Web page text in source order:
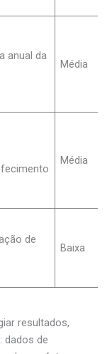
anual da
Média
Média
de
Baixa
resultados,
dados de